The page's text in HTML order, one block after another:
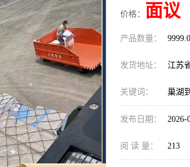
价格： 面议
产品数量：
发货地址： 江苏
关键词： 巢湖
发布日期： 2026-
阅 读 量： 213